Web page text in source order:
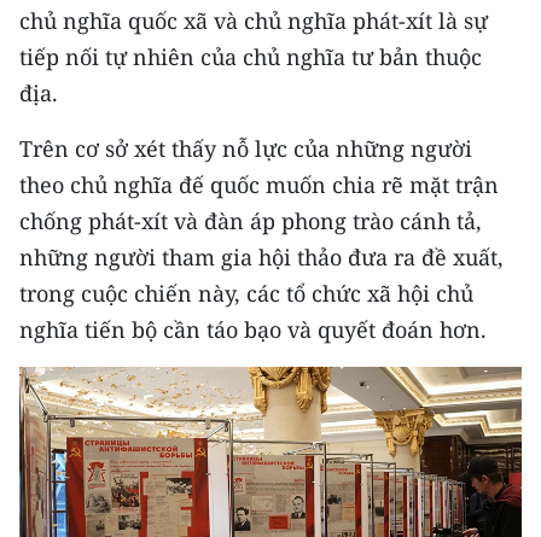
chủ nghĩa quốc xã và chủ nghĩa phát-xít là sự
tiếp nối tự nhiên của chủ nghĩa tư bản thuộc
địa.
Trên cơ sở xét thấy nỗ lực của những người
theo chủ nghĩa đế quốc muốn chia rẽ mặt trận
chống phát-xít và đàn áp phong trào cánh tả,
những người tham gia hội thảo đưa ra đề xuất,
trong cuộc chiến này, các tổ chức xã hội chủ
nghĩa tiến bộ cần táo bạo và quyết đoán hơn.